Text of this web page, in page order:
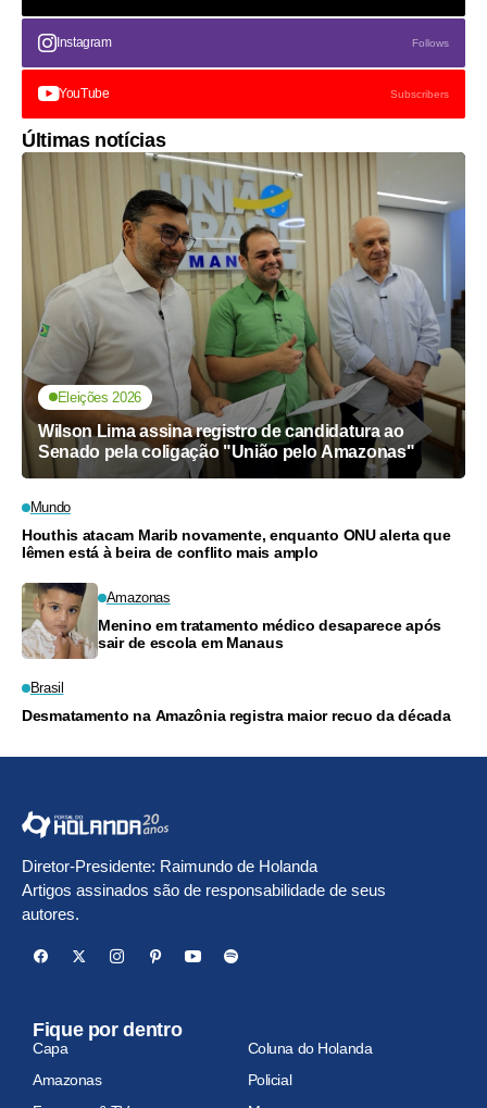
Instagram Follows
YouTube Subscribers
Últimas notícias
Eleições 2026
Wilson Lima assina registro de candidatura ao
Senado pela coligação "União pelo Amazonas"
Mundo
Houthis atacam Marib novamente, enquanto ONU alerta que
Iêmen está à beira de conflito mais amplo
Amazonas
Menino em tratamento médico desaparece após
sair de escola em Manaus
Brasil
Desmatamento na Amazônia registra maior recuo da década
Diretor-Presidente: Raimundo de Holanda
Artigos assinados são de responsabilidade de seus
autores.
Fique por dentro
Capa
Coluna do Holanda
Amazonas
Policial